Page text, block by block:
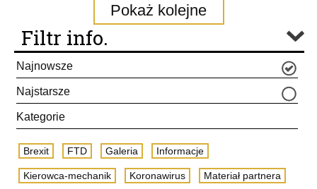
Pokaż kolejne
Filtr info.
Najnowsze
Najstarsze
Kategorie
Brexit FTD Galeria Informacje
Kierowca-mechanik Koronawirus Materiał partnera